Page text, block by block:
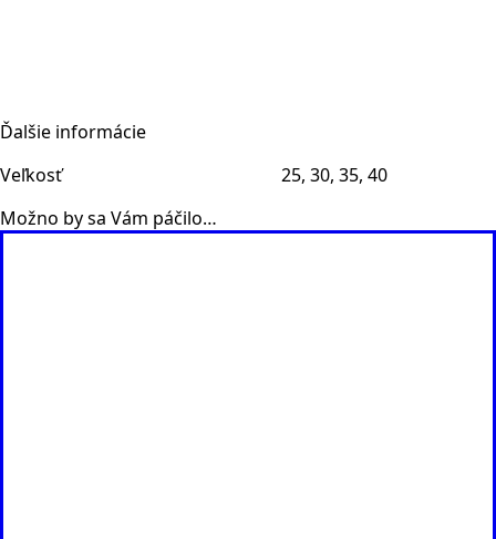
Ďalšie informácie
Veľkosť
25, 30, 35, 40
Možno by sa Vám páčilo…